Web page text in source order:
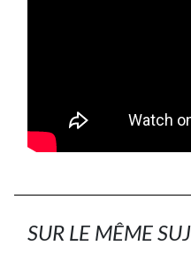
SUR LE MÊME